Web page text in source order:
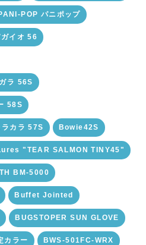
POP パニポップ
イオ 56
ラ 56S
58S
カラ 57S Bowie42S
"TEAR SALMON TINY45"
BM-5000
Buffet Jointed
BUGSTOPER SUN GLOVE
カラー BWS-501FC-WRX